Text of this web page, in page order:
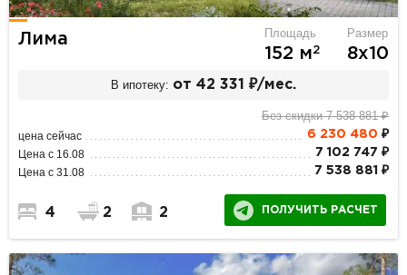
Лима Площадь
152 м2
Размер
8х10
В ипотеку: от 42 331 ₽/мес.
Без скидки 7 538 881 ₽
цена сейчас 6 230 480 ₽
Цена с 16.08 7 102 747 ₽
Цена с 31.08 7 538 881 ₽
4 2 2 ПОЛУЧИТЬ РАСЧЕТ